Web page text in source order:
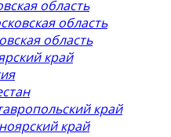
область
область
область
край
край
край